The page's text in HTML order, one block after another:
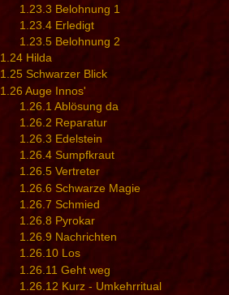
1.23.3 Belohnung 1
1.23.4 Erledigt
1.23.5 Belohnung 2
1.24 Hilda
1.25 Schwarzer Blick
1.26 Auge Innos'
1.26.1 Ablösung da
1.26.2 Reparatur
1.26.3 Edelstein
1.26.4 Sumpfkraut
1.26.5 Vertreter
1.26.6 Schwarze Magie
1.26.7 Schmied
1.26.8 Pyrokar
1.26.9 Nachrichten
1.26.10 Los
1.26.11 Geht weg
1.26.12 Kurz - Umkehrritual